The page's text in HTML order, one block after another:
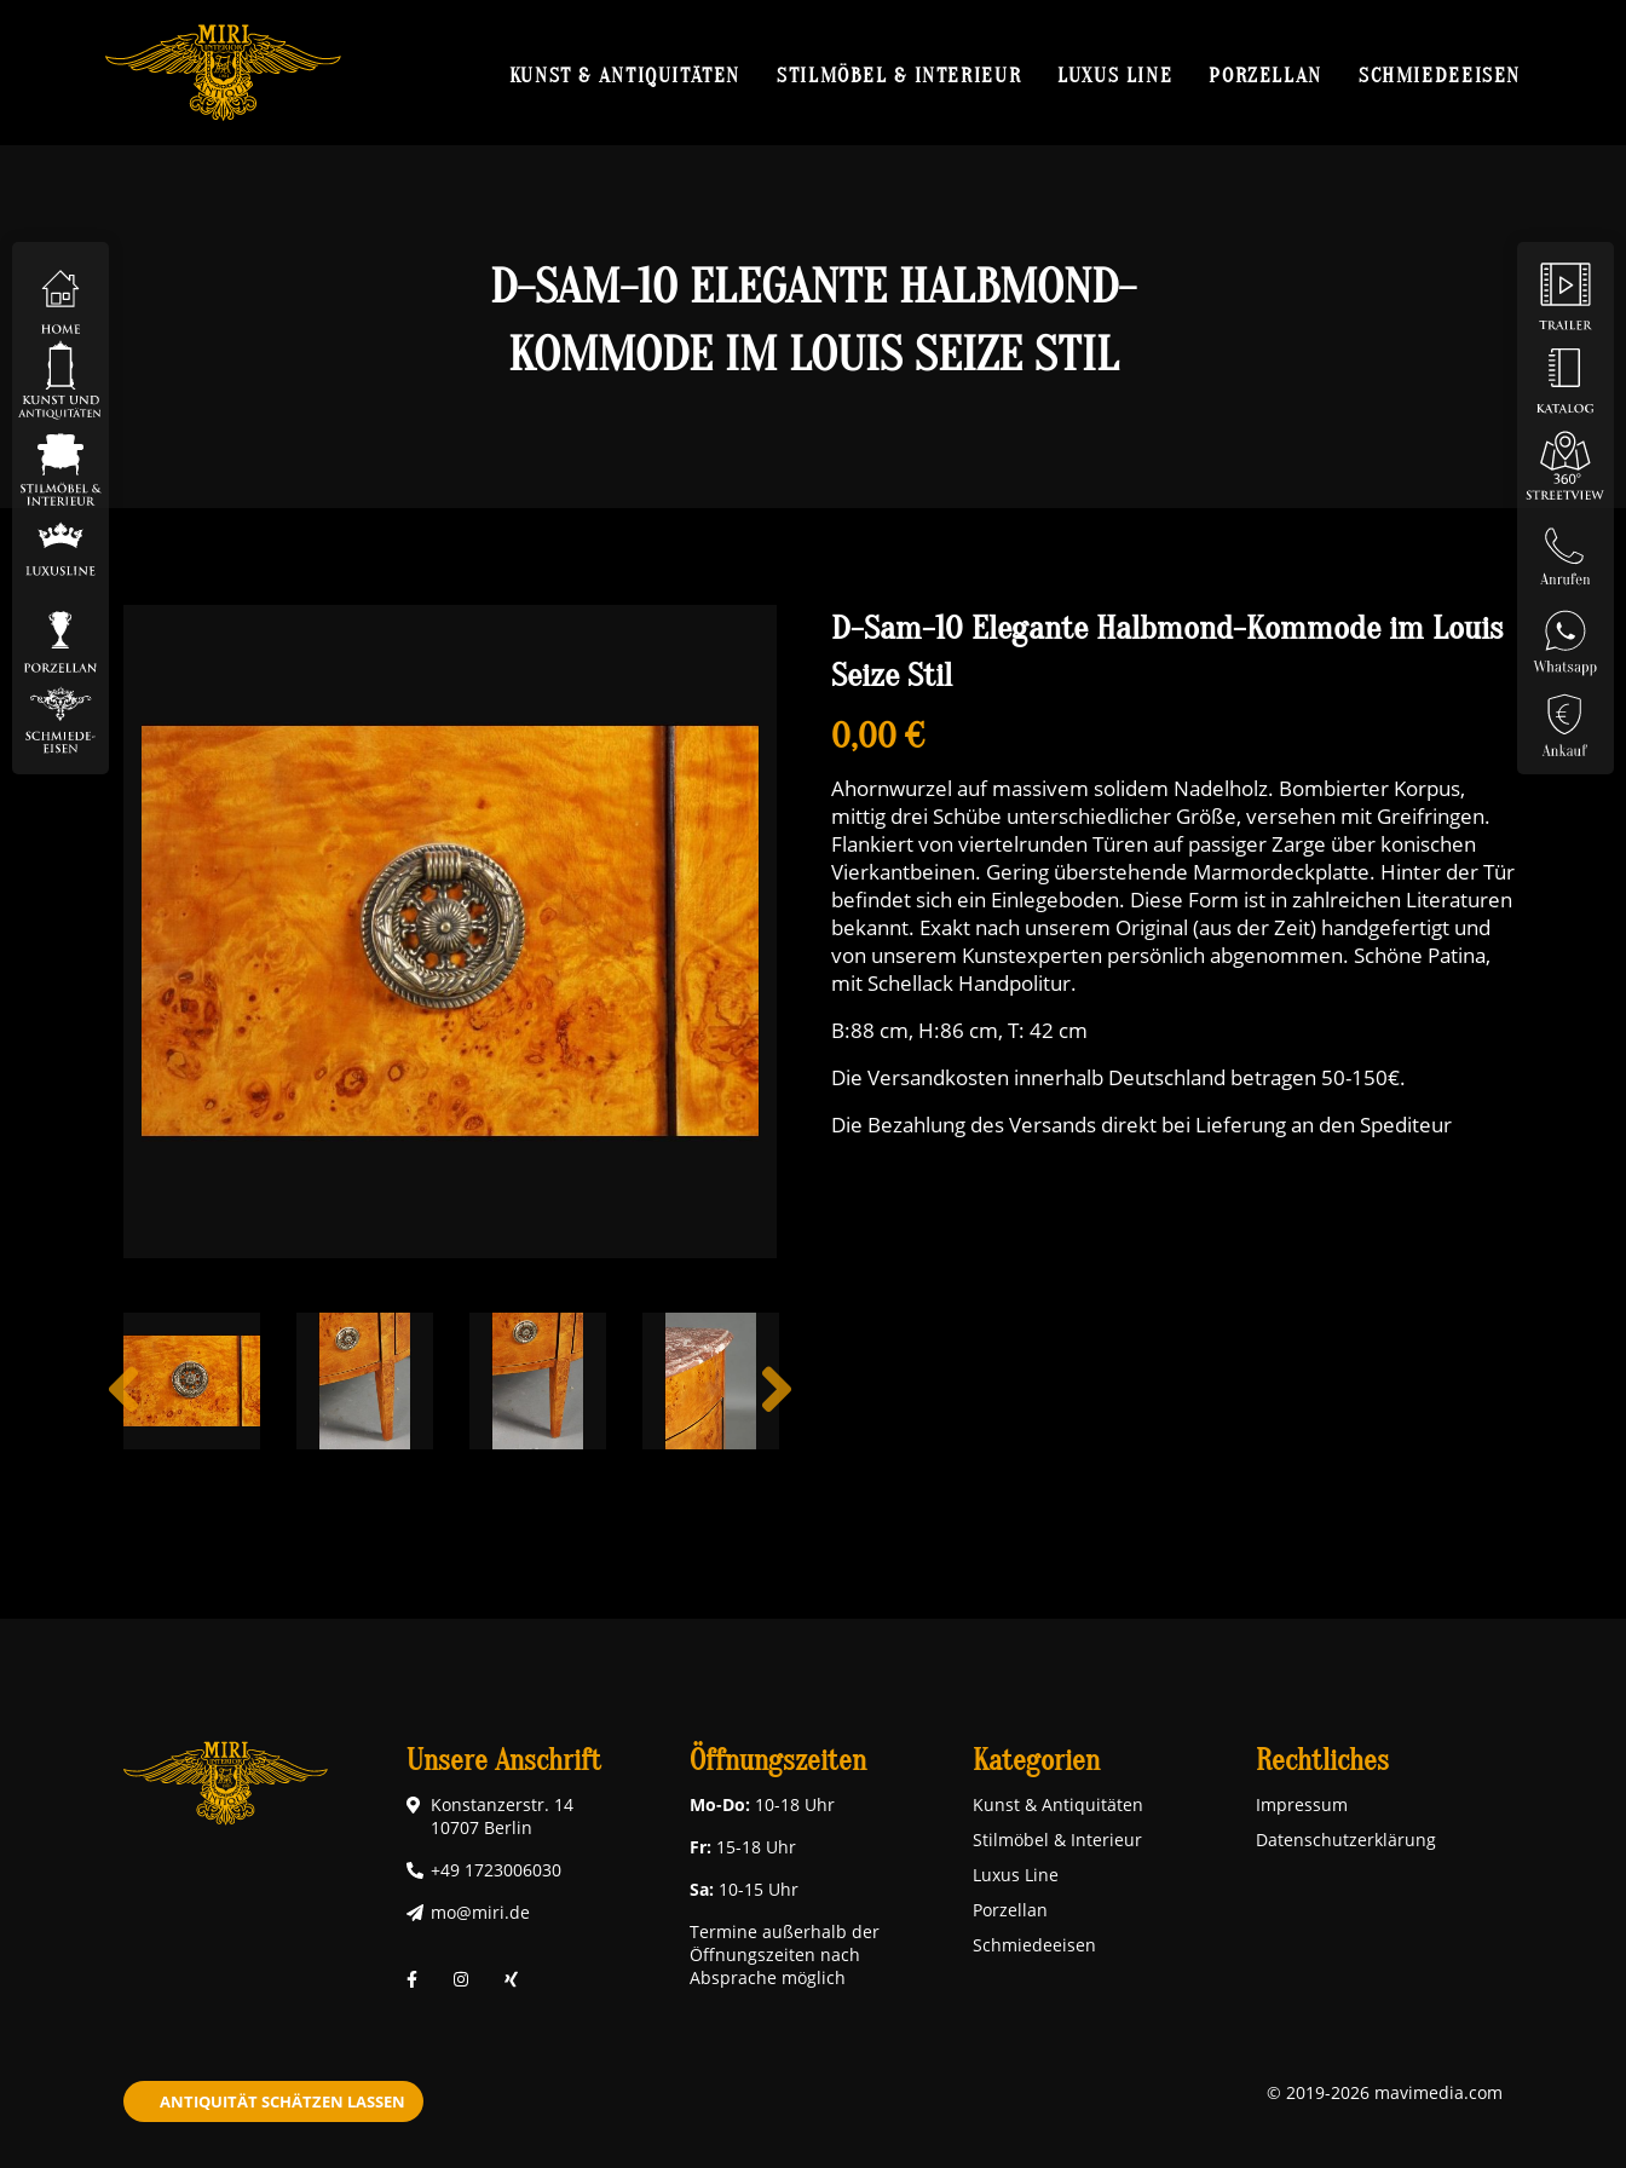
KUNST & ANTIQUITÄTEN STILMÖBEL & INTERIEUR LUXUS LINE PORZELLAN SCHMIEDEEISEN
D-SAM-10 ELEGANTE HALBMOND-
KOMMODE IM LOUIS SEIZE STIL
D-Sam-10 Elegante Halbmond-Kommode im Louis
Seize Stil
0,00 €
Ahornwurzel auf massivem solidem Nadelholz. Bombierter Korpus,
mittig drei Schübe unterschiedlicher Größe, versehen mit Greifringen.
Flankiert von viertelrunden Türen auf passiger Zarge über konischen
Vierkantbeinen. Gering überstehende Marmordeckplatte. Hinter der Tür
befindet sich ein Einlegeboden. Diese Form ist in zahlreichen Literaturen
bekannt. Exakt nach unserem Original (aus der Zeit) handgefertigt und
von unserem Kunstexperten persönlich abgenommen. Schöne Patina,
mit Schellack Handpolitur.
B:88 cm, H:86 cm, T: 42 cm
Die Versandkosten innerhalb Deutschland betragen 50-150€.
Die Bezahlung des Versands direkt bei Lieferung an den Spediteur
Unsere Anschrift
Konstanzerstr. 14
10707 Berlin
+49 1723006030
mo@miri.de
Öffnungszeiten
Mo-Do: 10-18 Uhr
Fr: 15-18 Uhr
Sa: 10-15 Uhr
Termine außerhalb der
Öffnungszeiten nach
Absprache möglich
Kategorien
Kunst & Antiquitäten
Stilmöbel & Interieur
Luxus Line
Porzellan
Schmiedeeisen
Rechtliches
Impressum
Datenschutzerklärung
ANTIQUITÄT SCHÄTZEN LASSEN © 2019-2026 mavimedia.com